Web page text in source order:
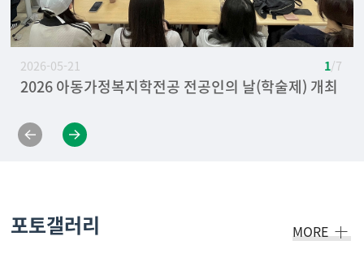
2026 아동가정복지학전공 전공인의 날(학술제) 개최
2026-05-21
[축하] 아동가정복지학전공 2025년도 취업활동 우수
2025 아동가정복지학전공 전공인의 날(학술제) 개최
2024 아동가정복지학전공 신설 장학금(국내 및 해외
2024 아동가정복지학전공 전공인의 날(학술제) 개최
2024년 세종도서 선정 [좋은 부모되기를 위한 예비부
2023년 청년소비자리더아카데미 현장견학
1/ 7
포토갤러리 MORE